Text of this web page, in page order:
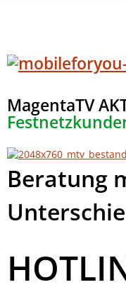
MagentaTV
Beratung